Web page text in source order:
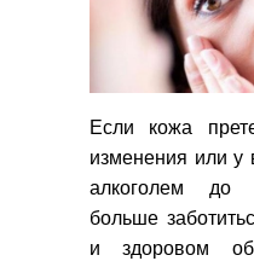
Если кожа
изменения или у
алкоголем до
больше
и здоровом